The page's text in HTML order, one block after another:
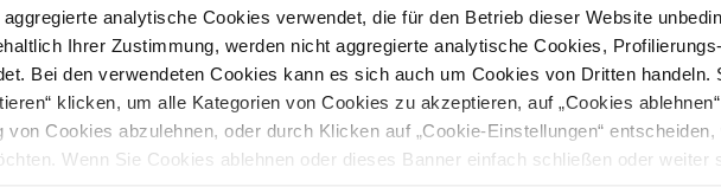
analytische Cookies verwendet, die für den Betrieb dieser Website
Ihrer Zustimmung, werden nicht aggregierte analytische Cookies,
Bei den verwendeten Cookies kann es sich auch um Cookies von Dritten handeln.
klicken, um alle Kategorien von Cookies zu akzeptieren, auf „Cookies ablehnen“
von Cookies abzulehnen, oder durch Klicken auf „Cookie-Einstellungen“ entscheiden,
Wenn Sie Cookies ablehnen oder dieses Banner einfach schließen oder weiter